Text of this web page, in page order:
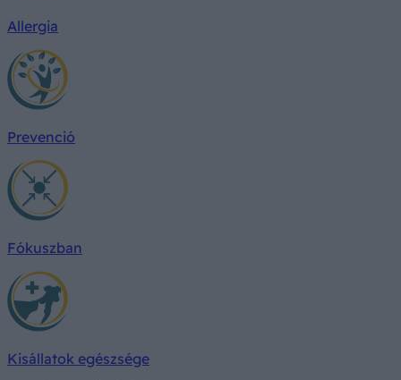
Allergia
Prevenció
Fókuszban
Kisállatok egészsége